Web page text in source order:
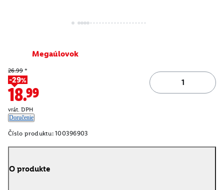
Megaúlovok
26.99 *
-29%
18.99
vrát. DPH
Doručenie
Číslo produktu: 100396903
O produkte